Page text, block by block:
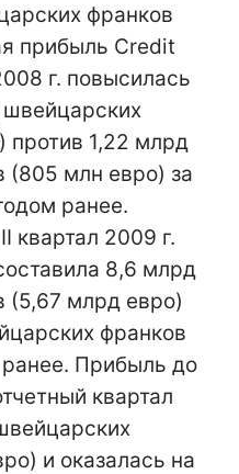
франков
прибыль Credit
г. повысилась
против 1,22 млрд
(805 млн евро) за
ранее.
квартал 2009 г.
8,6 млрд
(5,67 млрд евро)
франков
Прибыль до
квартал
и оказалась на